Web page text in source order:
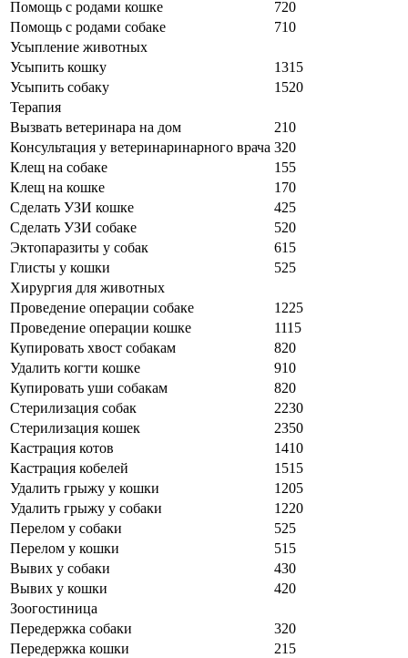
Помощь с родами кошке
720
Помощь с родами собаке
710
Усыпление животных
Усыпить кошку
1315
Усыпить собаку
1520
Терапия
Вызвать ветеринара на дом
210
Консультация у ветеринаринарного врача 320
Клещ на собаке
155
Клещ на кошке
170
Сделать УЗИ кошке
425
Сделать УЗИ собаке
520
Эктопаразиты у собак
615
Глисты у кошки
525
Хирургия для животных
Проведение операции собаке
1225
Проведение операции кошке
1115
Купировать хвост собакам
820
Удалить когти кошке
910
Купировать уши собакам
820
Стерилизация собак
2230
Стерилизация кошек
2350
Кастрация котов
1410
Кастрация кобелей
1515
Удалить грыжу у кошки
1205
Удалить грыжу у собаки
1220
Перелом у собаки
525
Перелом у кошки
515
Вывих у собаки
430
Вывих у кошки
420
Зоогостиница
Передержка собаки
320
Передержка кошки
215